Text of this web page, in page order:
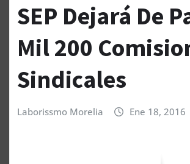
SEP Dejará De
Mil 200
Sindicales
Laborissmo Morelia Ene 18, 2016